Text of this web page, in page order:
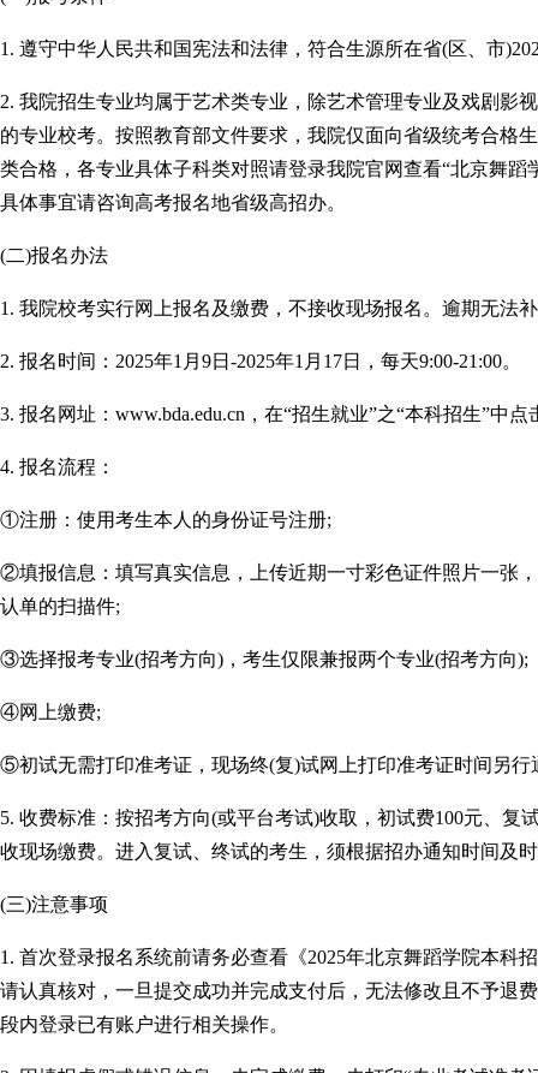
1. 遵守中华人民共和国宪法和法律，符合生源所在省(区、市
2. 我院招生专业均属于艺术类专业，除艺术管理专业及戏剧影
的专业校考。按照教育部文件要求，我院仅面向省级统考合格
类合格，各专业具体子科类对照请登录我院官网查看“北京舞
具体事宜请咨询高考报名地省级高招办。
(二)报名办法
1. 我院校考实行网上报名及缴费，不接收现场报名。逾期无法
2. 报名时间：2025年1月9日-2025年1月17日，每天9:00-21:00。
3. 报名网址：www.bda.edu.cn，在“招生就业”之“本科招生”中点
4. 报名流程：
①注册：使用考生本人的身份证号注册;
②填报信息：填写真实信息，上传近期一寸彩色证件照片一张
认单的扫描件;
③选择报考专业(招考方向)，考生仅限兼报两个专业(招考方向);
④网上缴费;
⑤初试无需打印准考证，现场终(复)试网上打印准考证时间另行
5. 收费标准：按招考方向(或平台考试)收取，初试费100元、复
收现场缴费。进入复试、终试的考生，须根据招办通知时间及
(三)注意事项
1. 首次登录报名系统前请务必查看《2025年北京舞蹈学院本科
请认真核对，一旦提交成功并完成支付后，无法修改且不予退
段内登录已有账户进行相关操作。